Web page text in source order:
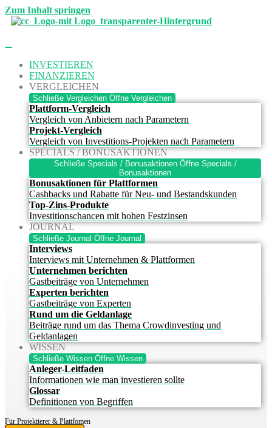
Zum Inhalt springen
INVESTIEREN
FINANZIEREN
VERGLEICHEN
Schließe Vergleichen Öffne Vergleichen
Plattform-Vergleich
Vergleich von Anbietern nach Parametern
Projekt-Vergleich
Vergleich von Investitions-Projekten nach Parametern
SPECIALS / BONUSAKTIONEN
Schließe Specials / Bonusaktionen Öffne Specials /
Bonusaktionen
Bonusaktionen für Plattformen
Cashbacks und Rabatte für Neu- und Bestandskunden
Top-Zins-Produkte
Investitionschancen mit hohen Festzinsen
JOURNAL
Schließe Journal Öffne Journal
Interviews
Interviews mit Unternehmen & Plattformen
Unternehmen berichten
Gastbeiträge von Unternehmen
Experten berichten
Gastbeiträge von Experten
Rund um die Geldanlage
Beiträge rund um das Thema Crowdinvesting und
Geldanlagen
WISSEN
Schließe Wissen Öffne Wissen
Anleger-Leitfaden
Informationen wie man investieren sollte
Glossar
Definitionen von Begriffen
Für Projektierer & Plattfomen